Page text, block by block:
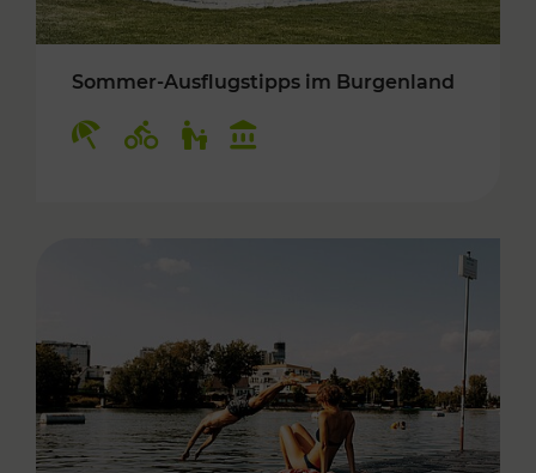
Sommer-Ausflugstipps im Burgenland